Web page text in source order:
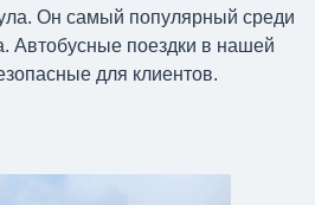
Он самый популярный среди
Автобусные поездки в нашей
для клиентов.